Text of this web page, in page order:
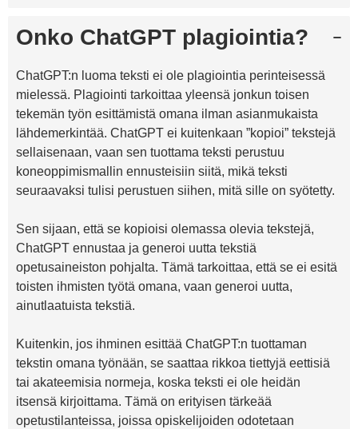
Onko ChatGPT plagiointia?
ChatGPT:n luoma teksti ei ole plagiointia perinteisessä
mielessä. Plagiointi tarkoittaa yleensä jonkun toisen
tekemän työn esittämistä omana ilman asianmukaista
lähdemerkintää. ChatGPT ei kuitenkaan ”kopioi” tekstejä
sellaisenaan, vaan sen tuottama teksti perustuu
koneoppimismallin ennusteisiin siitä, mikä teksti
seuraavaksi tulisi perustuen siihen, mitä sille on syötetty.
Sen sijaan, että se kopioisi olemassa olevia tekstejä,
ChatGPT ennustaa ja generoi uutta tekstiä
opetusaineiston pohjalta. Tämä tarkoittaa, että se ei esitä
toisten ihmisten työtä omana, vaan generoi uutta,
ainutlaatuista tekstiä.
Kuitenkin, jos ihminen esittää ChatGPT:n tuottaman
tekstin omana työnään, se saattaa rikkoa tiettyjä eettisiä
tai akateemisia normeja, koska teksti ei ole heidän
itsensä kirjoittama. Tämä on erityisen tärkeää
opetustilanteissa, joissa opiskelijoiden odotetaan